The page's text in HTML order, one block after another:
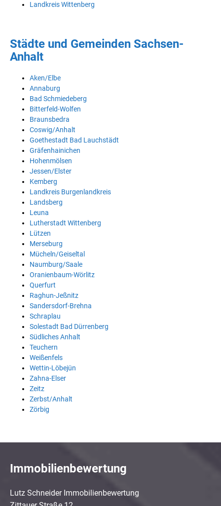
Landkreis Wittenberg
Städte und Gemeinden Sachsen-
Anhalt
Aken/Elbe
Annaburg
Bad Schmiedeberg
Bitterfeld-Wolfen
Braunsbedra
Coswig/Anhalt
Goethestadt Bad Lauchstädt
Gräfenhainichen
Hohenmölsen
Jessen/Elster
Kemberg
Landkreis Burgenlandkreis
Landsberg
Leuna
Lutherstadt Wittenberg
Lützen
Merseburg
Mücheln/Geiseltal
Naumburg/Saale
Oranienbaum-Wörlitz
Querfurt
Raghun-Jeßnitz
Sandersdorf-Brehna
Schraplau
Solestadt Bad Dürrenberg
Südliches Anhalt
Teuchern
Weißenfels
Wettin-Löbejün
Zahna-Elser
Zeitz
Zerbst/Anhalt
Zörbig
Immobilienbewertung
Lutz Schneider Immobilienbewertung